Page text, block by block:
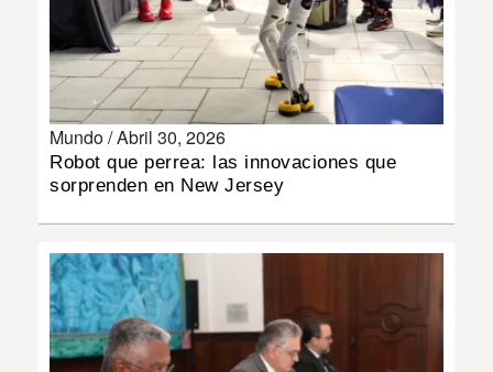
SHOW
DEPORTES
INSÓLITAS
MULTIMEDIA
Mundo /Abril 30, 2026
Robot que perrea: las innovaciones que
sorprenden en New Jersey